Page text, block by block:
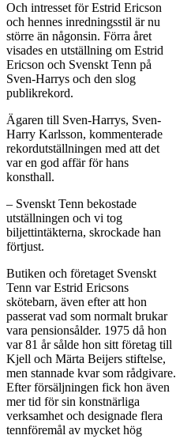
Och intresset för Estrid Ericson
och hennes inredningsstil är nu
större än någonsin. Förra året
visades en utställning om Estrid
Ericson och Svenskt Tenn på
Sven-Harrys och den slog
publikrekord.
Ägaren till Sven-Harrys, Sven-
Harry Karlsson, kommenterade
rekordutställningen med att det
var en god affär för hans
konsthall.
– Svenskt Tenn bekostade
utställningen och vi tog
biljettintäkterna, skrockade han
förtjust.
Butiken och företaget Svenskt
Tenn var Estrid Ericsons
skötebarn, även efter att hon
passerat vad som normalt brukar
vara pensionsålder. 1975 då hon
var 81 år sålde hon sitt företag till
Kjell och Märta Beijers stiftelse,
men stannade kvar som rådgivare.
Efter försäljningen fick hon även
mer tid för sin konstnärliga
verksamhet och designade flera
tennföremål av mycket hög